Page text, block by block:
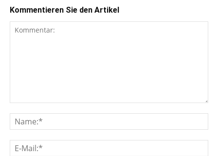
Kommentieren Sie den Artikel